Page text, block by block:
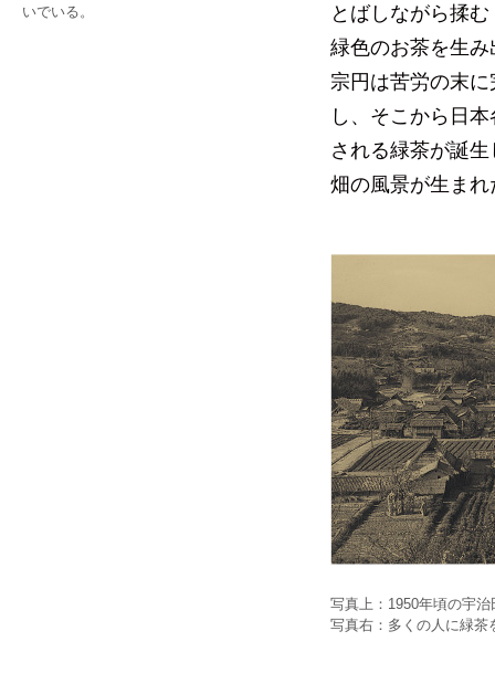
いでいる。
とばしながら揉
緑色のお茶を生
宗円は苦労の末
し、そこから日
される緑茶が誕
畑の風景が生ま
写真上：1950年頃の宇
写真右：多くの人に緑茶